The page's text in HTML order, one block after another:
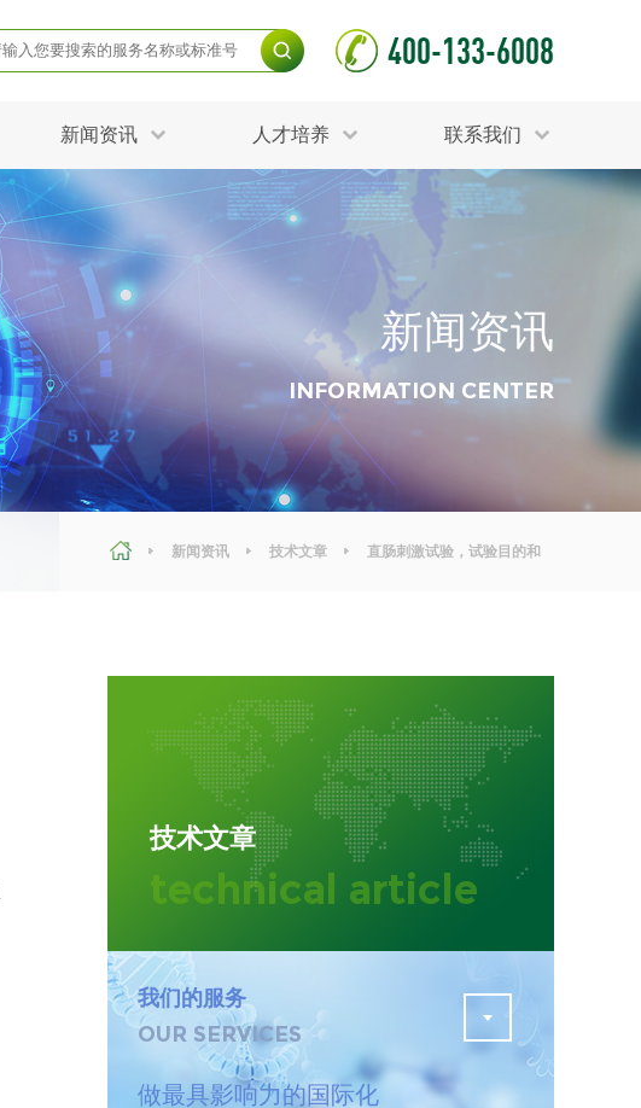
400-133-6008
新闻资讯 人才培养 联系我们
电磁辐射检测 声环境与振动检测
土壤检测
危险废物鉴别 危废鉴定
农用地土壤调查 更多
更多
轨道交通变形监测
固废处理工程
在线咨询
病毒杀灭试验
防护产品检测
成分分析化验
有毒有害检测
运动场地检测
涉水产品检测
放射卫生检测
食品安全检测
洁净度检测
化妆品检测
水资源检测
毒理检测
光伏检测
新闻资讯
INFORMATION CENTER
新闻资讯 技术文章 直肠刺激试验，试验目的和
技术文章
technical article
我们的服务
OUR SERVICES
做最具影响力的国际化